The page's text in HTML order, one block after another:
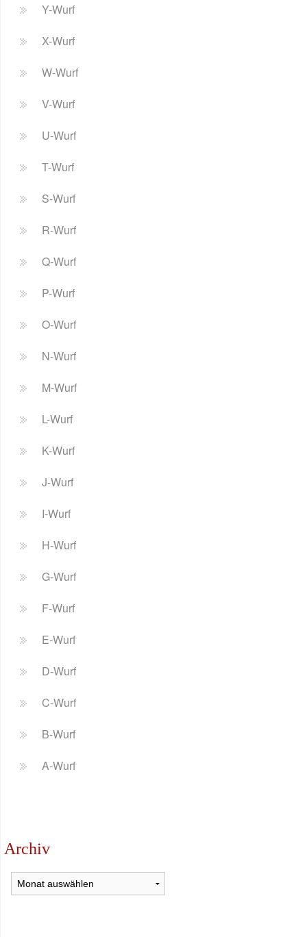
Y-Wurf
X-Wurf
W-Wurf
V-Wurf
U-Wurf
T-Wurf
S-Wurf
R-Wurf
Q-Wurf
P-Wurf
O-Wurf
N-Wurf
M-Wurf
L-Wurf
K-Wurf
J-Wurf
I-Wurf
H-Wurf
G-Wurf
F-Wurf
E-Wurf
D-Wurf
C-Wurf
B-Wurf
A-Wurf
Archiv
Archiv